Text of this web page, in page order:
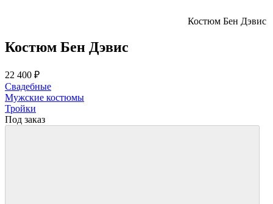
Костюм Бен Дэвис
Костюм Бен Дэвис
22 400 ₽
Свадебные
Мужские костюмы
Тройки
Под заказ